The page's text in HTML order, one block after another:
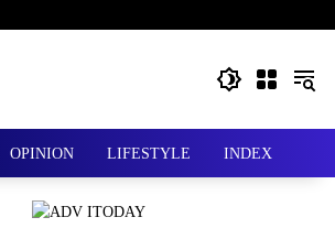
OPINION LIFESTYLE INDEX